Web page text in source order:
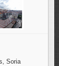
Soria